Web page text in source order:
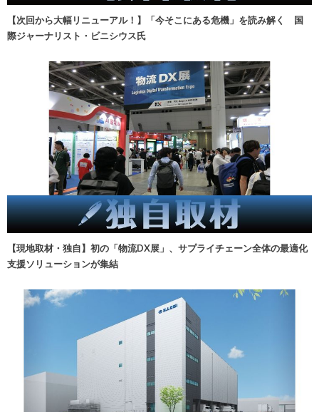
【次回から大幅リニューアル！】「今そこにある危機」を読み解く 国
際ジャーナリスト・ビニシウス氏
【現地取材・独自】初の「物流DX展」、サプライチェーン全体の最適化
支援ソリューションが集結